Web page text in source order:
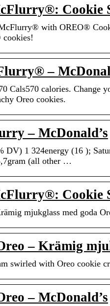
Cookie
with OREO®
–
Cals570 calories. Change
Oreo cookies.
– McDonald’s
DV) 1 324energy (16 );
(all other …
Cookie
mjukglass med goda
– Krämig
swirled with Oreo cookie
– McDonald’s